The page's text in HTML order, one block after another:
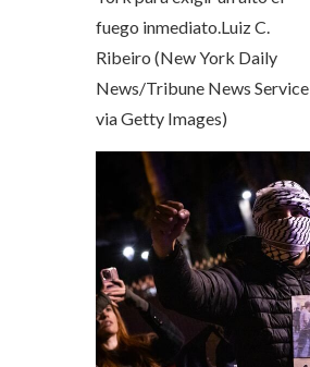
fuego inmediato.Luiz C.
Ribeiro (New York Daily
News/Tribune News Service
via Getty Images)